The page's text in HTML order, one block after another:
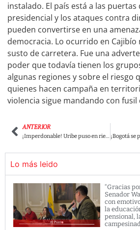
instalado. El país está a las puertas
presidencial y los ataques contra
pueden convertirse en una
democracia. Lo ocurrido en Cajibío
susto de carretera. Fue una
poder que todavía tienen los
algunas regiones y sobre el riesgo
quienes hacen campaña en
violencia sigue mandando con fusil
ANTERIOR
¡Imperdonable! Uribe puso en riesgo la vida del congresista electo, Hernán Muriel, y borró con sus propias manos un mural que recordaba a víctimas de falsos positivos
Lo más leido
“Gracias
Senador
con
la
pensional,